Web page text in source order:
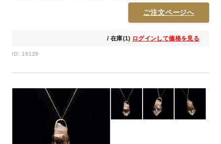
ご注文ページへ
/ 在庫(1) ログインして価格を見る
ID: 19129